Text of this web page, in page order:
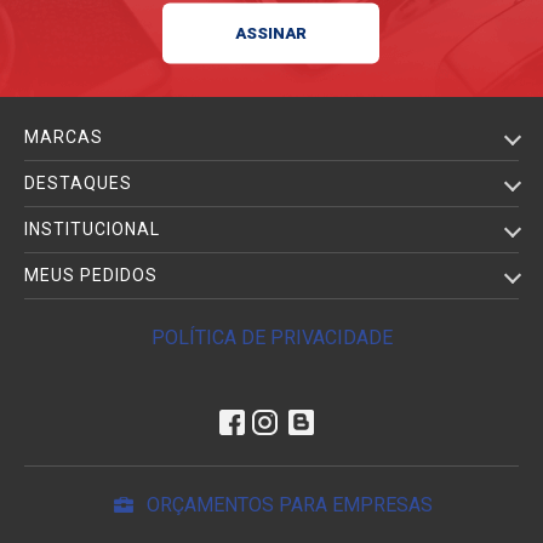
MARCAS
DESTAQUES
INSTITUCIONAL
MEUS PEDIDOS
POLÍTICA DE PRIVACIDADE
ORÇAMENTOS PARA EMPRESAS